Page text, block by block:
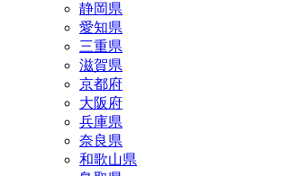
静岡県
愛知県
三重県
滋賀県
京都府
大阪府
兵庫県
奈良県
和歌山県